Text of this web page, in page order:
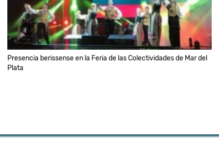
Presencia berissense en la Feria de las Colectividades de Mar del
Plata